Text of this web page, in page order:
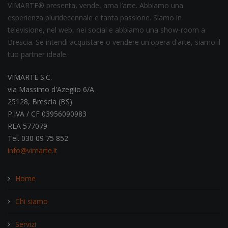
VIMARTE® presenta, vende, ama l’arte. Abbiamo una
esperienza pluridecennale e tanta passione. Siamo in
televisione, nel web, nei social e abbiamo una show-room a
Brescia. Se intendi acquistare o vendere un'opera d'arte, siamo il
tuo partner ideale.
VIMARTE S.C.
via Massimo d'Azeglio 6/A
25128, Brescia (BS)
P.IVA / CF 03956090983
REA 577079
Tel. 030 09 75 852
info@vimarte.it
Home
Chi siamo
Servizi